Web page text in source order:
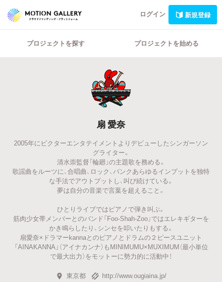
ログイン 新規登録
プロジェクトを探す プロジェクトを始める
扇 愛奈
2005年にビクターエンタテイメントよりデビューしたシンガーソン
グライター。
清水崇監督「輪廻」の主題歌を務める。
歌謡曲をルーツに、合唱曲、ロック、パンクあらゆるインプットを独特
な手法でアウトプットし、叫び続けている。
夢は自分の音楽で言葉を超えること。
ひとりライブではピアノで弾き叫ぶ。
筋肉少女帯メンバーとのバンド「Foo-Shah-Zoo」ではエレキギターを
かき鳴らしたり、シンセを叩いたりもする。
扇愛奈×ドラマーkannaとのピアノとドラムの２ピースユニット
「AINAKANNA」（アイナカンナ）もMINIMUMU×MUXIMUM（最小単位
で最大出力）をモットーに勢力的に活動中！
東京都 http://www.ougiaina.jp/